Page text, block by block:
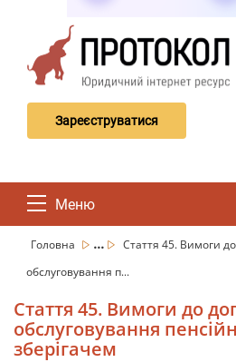
Зареєструватися
Меню
Головна ...
Стаття 45. Вимоги
обслуговування п...
Стаття 45. Вимоги до
обслуговування
зберігачем